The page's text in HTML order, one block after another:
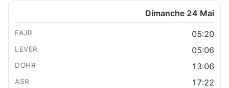
Dimanche 24 Mai
05:20
05:06
13:06
17:22